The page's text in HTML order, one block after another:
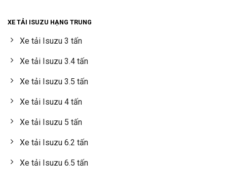
XE TẢI ISUZU HẠNG TRUNG
Xe tải Isuzu 3 tấn
Xe tải Isuzu 3.4 tấn
Xe tải Isuzu 3.5 tấn
Xe tải Isuzu 4 tấn
Xe tải Isuzu 5 tấn
Xe tải Isuzu 6.2 tấn
Xe tải Isuzu 6.5 tấn